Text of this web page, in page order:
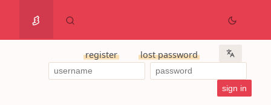
register lost password